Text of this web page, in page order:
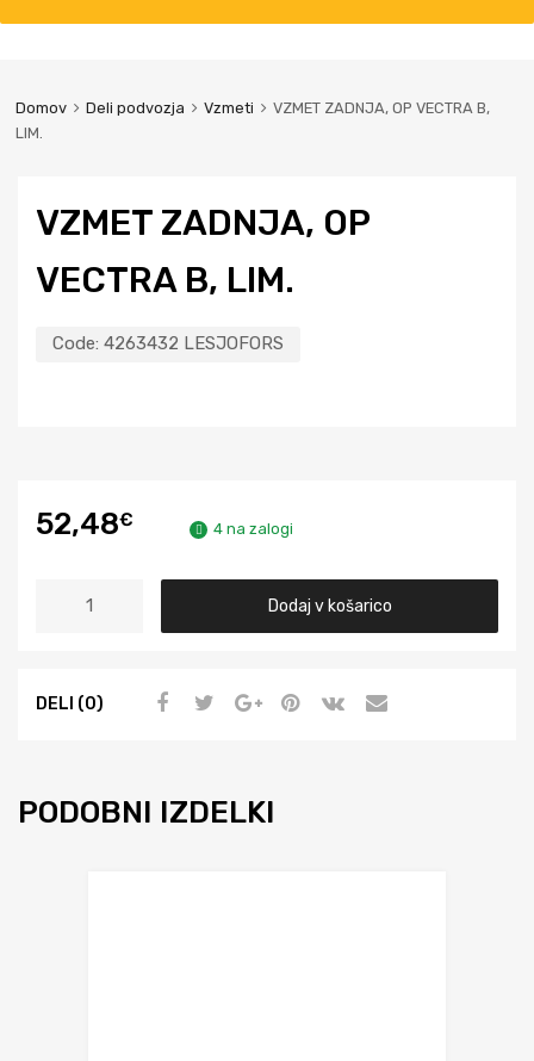
Domov Deli podvozja Vzmeti
VZMET ZADNJA, OP VECTRA B,
LIM.
VZMET ZADNJA, OP
VECTRA B, LIM.
Code: 4263432 LESJOFORS
52,48€ 4 na zalogi
Dodaj v košarico
DELI (0)
PODOBNI IZDELKI